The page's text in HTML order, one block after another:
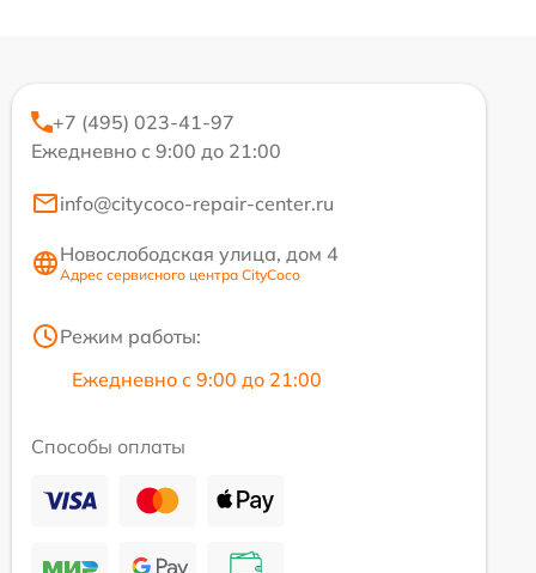
+7 (495) 023-41-97
Ежедневно с 9:00 до 21:00
info@citycoco-repair-center.ru
Новослободская улица, дом 4
Адрес сервисного центра CityCoco
Режим работы:
Ежедневно с 9:00 до 21:00
Способы оплаты